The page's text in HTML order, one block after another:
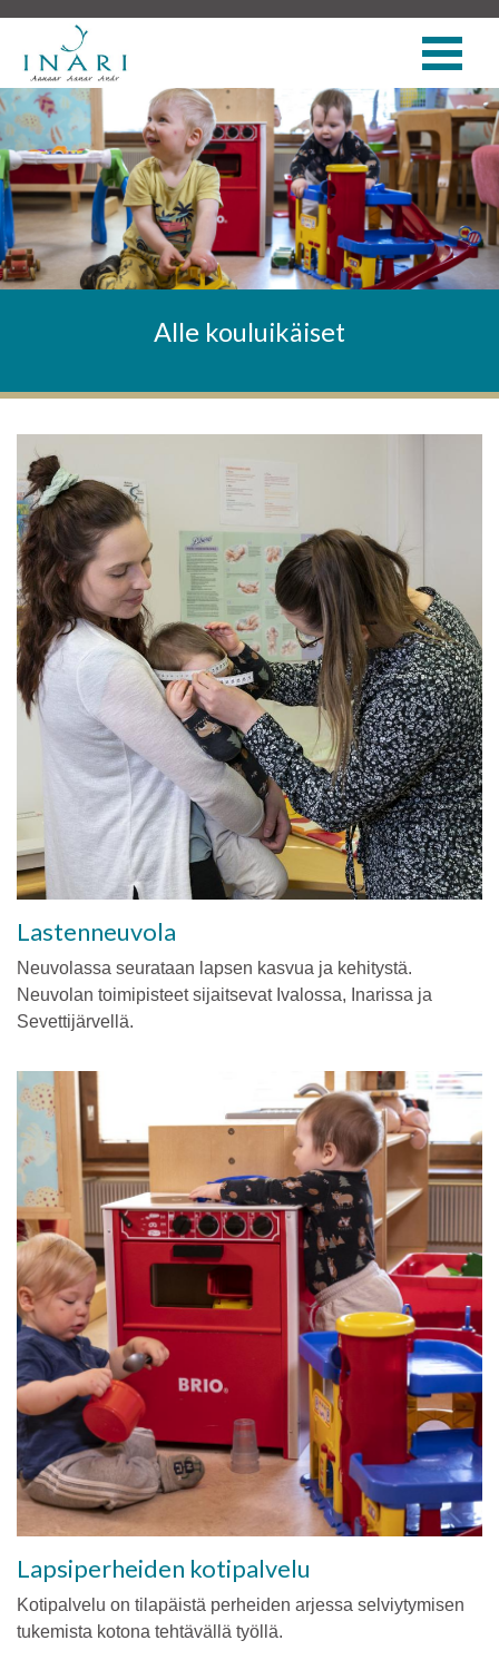
Alle kouluikäiset
Lastenneuvola
Neuvolassa seurataan lapsen kasvua ja kehitystä.
Neuvolan toimipisteet sijaitsevat Ivalossa, Inarissa ja
Sevettijärvellä.
Lapsiperheiden kotipalvelu
Kotipalvelu on tilapäistä perheiden arjessa selviytymisen
tukemista kotona tehtävällä työllä.